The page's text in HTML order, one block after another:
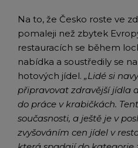
Na to, že Česko roste ve
pomaleji než zbytek
restauracích se během
nabídka a soustředily se
hotových jídel. „Lidé si
připravovat zdravější jídla
do práce v krabičkách.
současnosti, a ještě je v
zvyšováním cen jídel v